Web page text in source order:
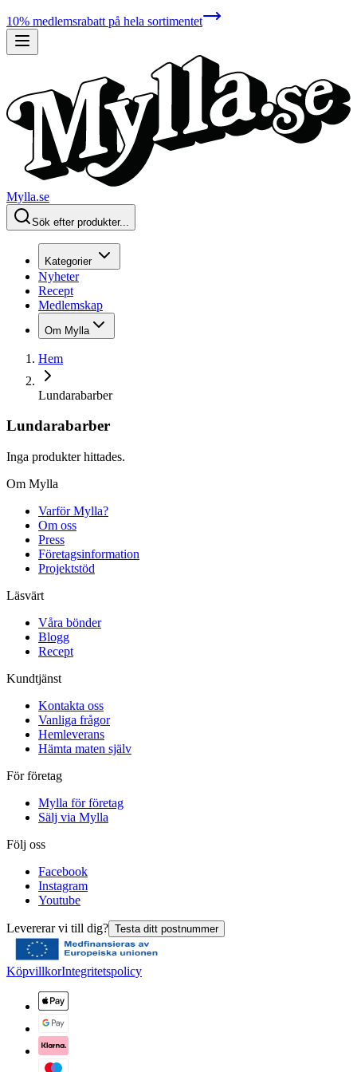
10% medlemsrabatt på hela sortimentet
Mylla.se
Sök efter produkter...
Kategorier
Nyheter
Recept
Medlemskap
Om Mylla
Hem
Lundarabarber
Lundarabarber
Inga produkter hittades.
Om Mylla
Varför Mylla?
Om oss
Press
Företagsinformation
Projektstöd
Läsvärt
Våra bönder
Blogg
Recept
Kundtjänst
Kontakta oss
Vanliga frågor
Hemleverans
Hämta maten själv
För företag
Mylla för företag
Sälj via Mylla
Följ oss
Facebook
Instagram
Youtube
Levererar vi till dig? Testa ditt postnummer
KöpvillkorIntegritetspolicy